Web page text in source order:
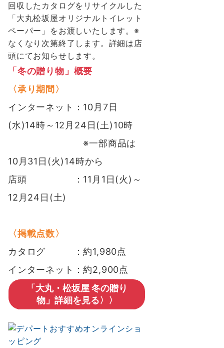
回収したカタログをリサイクルした
「大丸松坂屋オリジナルトイレット
ペーパー」をお渡しいたします。※
なくなり次第終了します。詳細は店
頭にてお知らせします。
「冬の贈り物」概要
〈承り期間〉
インターネット：10月7日
(水)14時～12月24日(土)10時
※一部商品は
10月31日(火)14時から
店頭 ：11月1日(火)～
12月24日(土)
〈掲載点数〉
カタログ ：約1,980点
インターネット：約2,900点
「大丸・松坂屋 冬の贈り
物」詳細を見る〉〉